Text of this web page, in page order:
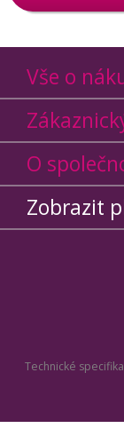
Vše o
O
Zobrazit
Technické